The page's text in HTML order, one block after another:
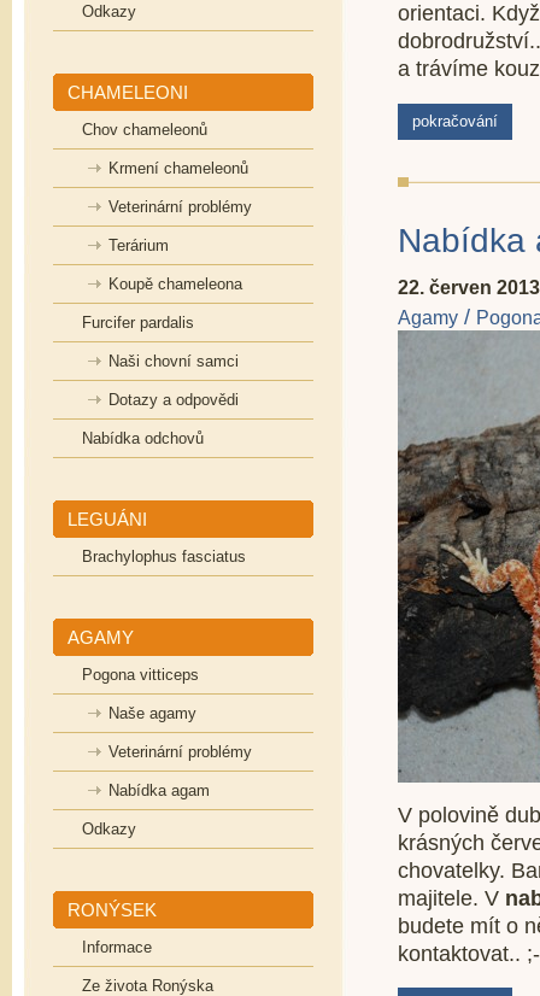
Odkazy
CHAMELEONI
Chov chameleonů
Krmení chameleonů
Veterinární problémy
Terárium
Koupě chameleona
Furcifer pardalis
Naši chovní samci
Dotazy a odpovědi
Nabídka odchovů
LEGUÁNI
Brachylophus fasciatus
AGAMY
Pogona vitticeps
Naše agamy
Veterinární problémy
Nabídka agam
Odkazy
RONÝSEK
Informace
Ze života Ronýska
orientaci.
a trávíme
pokračování
Nabídka
22. červen 2013
Agamy /
V polovině
krásných
chovatelky.
majitele. V
budete mít o
kontaktovat..